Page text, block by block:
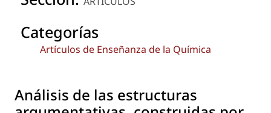
Categorías
Artículos de Enseñanza de la Química
Análisis de las estructuras